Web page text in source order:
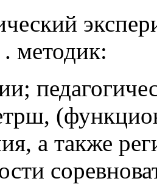
методик:
а также